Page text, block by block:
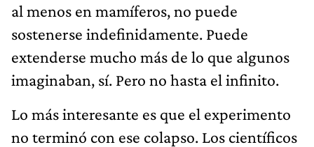
al menos en mamíferos, no puede
sostenerse indefinidamente. Puede
extenderse mucho más de lo que algunos
imaginaban, sí. Pero no hasta el infinito.
Lo más interesante es que el experimento
no terminó con ese colapso. Los científicos